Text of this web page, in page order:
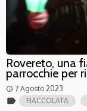
Rovereto, una
parrocchie per
access_time 7 Agosto 2023
label FIACCOLATA